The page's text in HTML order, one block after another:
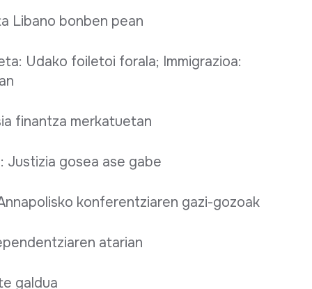
Libano bonben pean
Udako foiletoi forala; Immigrazioa:
finantza merkatuetan
Justizia gosea ase gabe
konferentziaren gazi-gozoak
atarian
galdua